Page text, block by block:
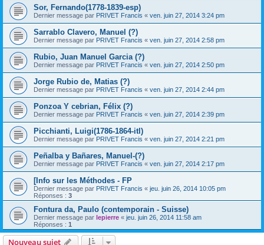
Sor, Fernando(1778-1839-esp)
Dernier message par PRIVET Francis « ven. juin 27, 2014 3:24 pm
Sarrablo Clavero, Manuel (?)
Dernier message par PRIVET Francis « ven. juin 27, 2014 2:58 pm
Rubio, Juan Manuel Garcia (?)
Dernier message par PRIVET Francis « ven. juin 27, 2014 2:50 pm
Jorge Rubio de, Matias (?)
Dernier message par PRIVET Francis « ven. juin 27, 2014 2:44 pm
Ponzoa Y cebrian, Félix (?)
Dernier message par PRIVET Francis « ven. juin 27, 2014 2:39 pm
Picchianti, Luigi(1786-1864-itl)
Dernier message par PRIVET Francis « ven. juin 27, 2014 2:21 pm
Peñalba y Bañares, Manuel-(?)
Dernier message par PRIVET Francis « ven. juin 27, 2014 2:17 pm
[Info sur les Méthodes - FP
Dernier message par PRIVET Francis « jeu. juin 26, 2014 10:05 pm
Réponses : 3
Fontura da, Paulo (contemporain - Suisse)
Dernier message par lepierre « jeu. juin 26, 2014 11:58 am
Réponses : 1
Nouveau sujet